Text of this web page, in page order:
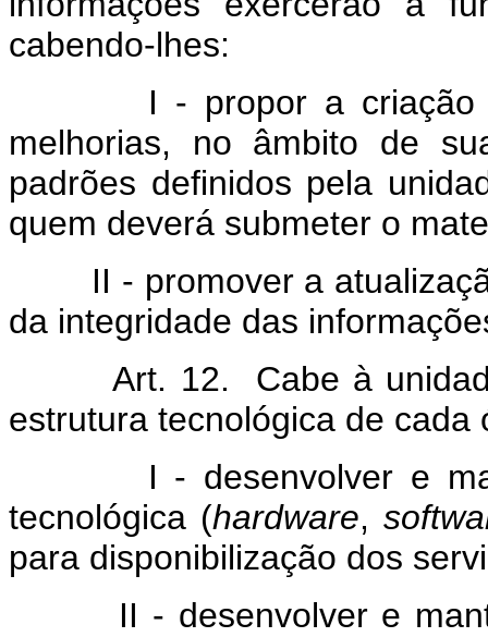
cabendo-lhes:
I - propor a criação de
melhorias, no âmbito de
padrões definidos pela
quem deverá submeter o
II - promover a
da integridade das
Art. 12. Cabe à unidade
estrutura tecnológica de cada
I - desenvolver e
tecnológica (hardware,
para disponibilização dos
II - desenvolver e